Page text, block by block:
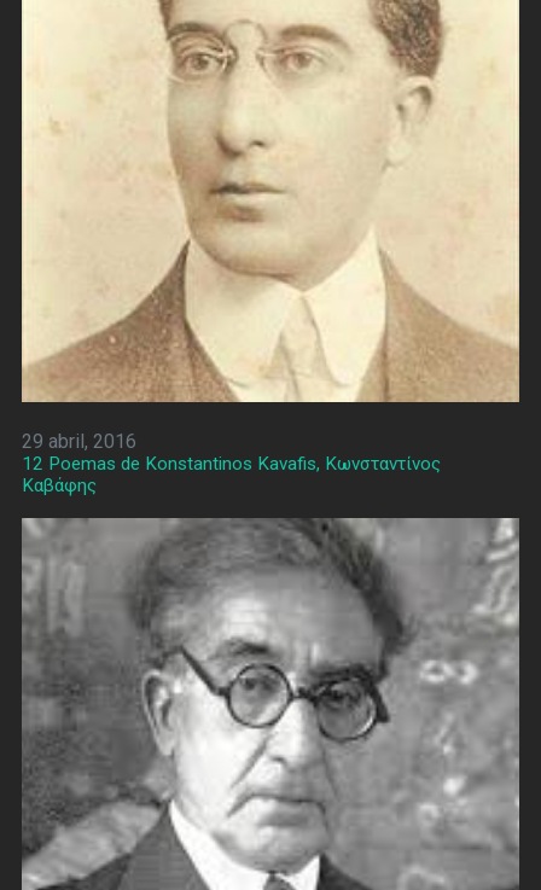
29 abril, 2016
12 Poemas de Konstantinos Kavafis, Κωνσταντίνος
Καβάφης